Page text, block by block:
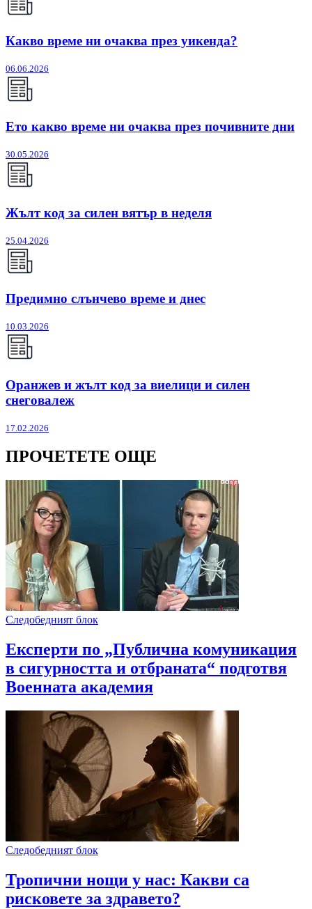
Какво време ни очаква през уикенда?
06.06.2026
Ето какво време ни очаква през почивните дни
30.05.2026
Жълт код за силен вятър в неделя
25.04.2026
Предимно слънчево време и днес
10.03.2026
Оранжев и жълт код за виелици и силен
снеговалеж
17.02.2026
ПРОЧЕТЕТЕ ОЩЕ
Следобедният блок
Експерти по „Публична комуникация
в сигурността и отбраната“ подготвя
Военната академия
Следобедният блок
Тропични нощи у нас: Какви са
рисковете за здравето?